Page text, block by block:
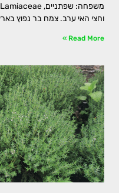
וחצי האי ערב. צמח בר נפוץ
Read More »